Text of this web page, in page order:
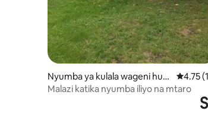
Nyumba ya kulala wageni huk
o Skalice
4.75
Malazi katika nyumba iliyo na mtaro